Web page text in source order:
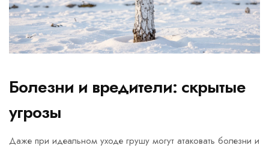
Болезни и вредители: скрытые
угрозы
Даже при идеальном уходе грушу могут атаковать болезни и